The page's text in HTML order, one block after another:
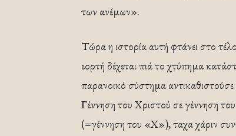
των ανέμων».
Τώρα η ιστορία αυτή φτάνει στο
εορτή δέχεται πιά το χτύπημα
παρανοικό σύστημα
Γέννηση του Χριστού σε γέννηση
(=γέννηση του «Χ»), ­τα­­χα χάριν